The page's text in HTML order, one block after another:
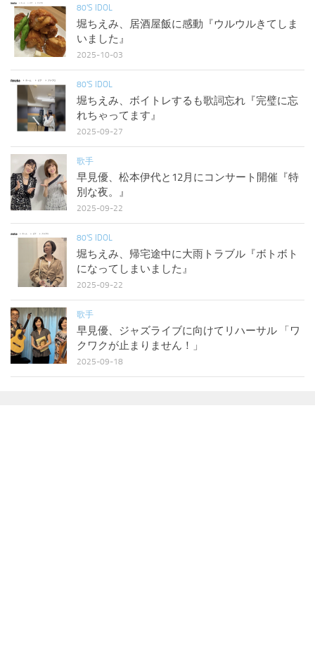
80'S IDOL
堀ちえみ、居酒屋飯に感動『ウルウルきてしま
いました』
2025-10-03
80'S IDOL
堀ちえみ、ボイトレするも歌詞忘れ『完璧に忘
れちゃってます』
2025-09-27
歌手
早見優、松本伊代と12月にコンサート開催『特
別な夜。』
2025-09-22
80'S IDOL
堀ちえみ、帰宅途中に大雨トラブル『ボトボト
になってしまいました』
2025-09-22
歌手
早見優、ジャズライブに向けてリハーサル 「ワ
クワクが止まりません！」
2025-09-18